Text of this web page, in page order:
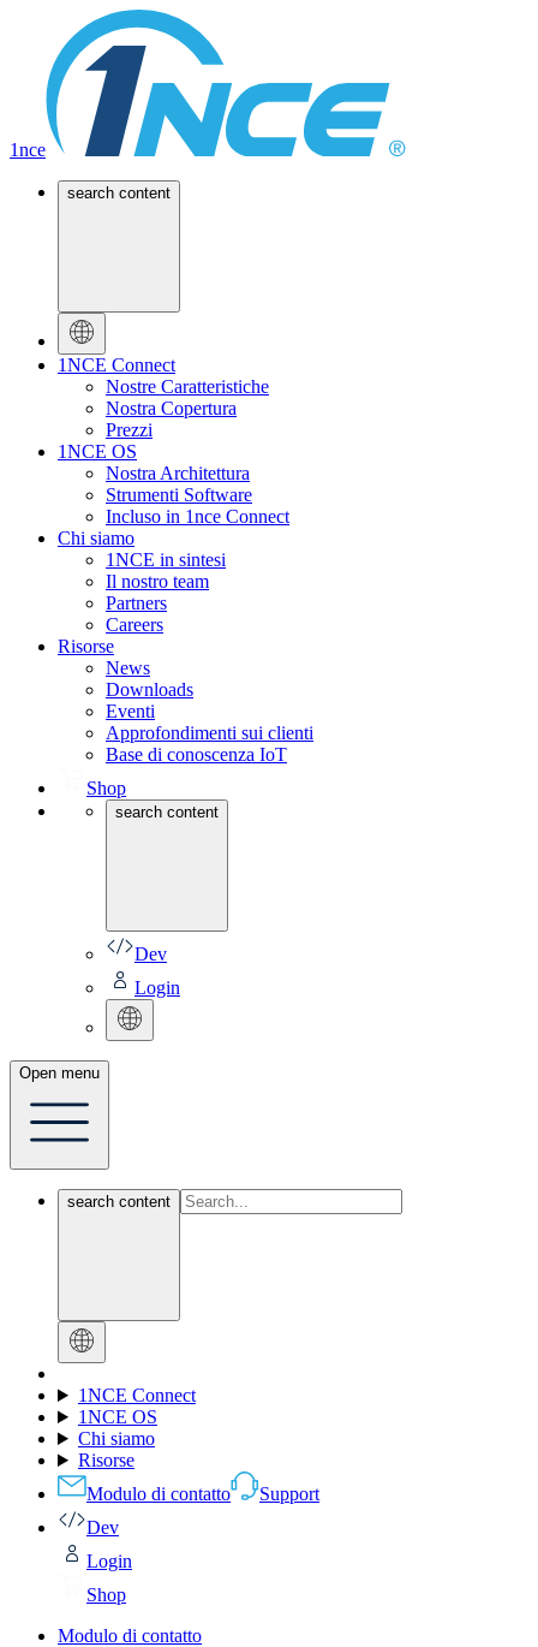
1nce
search content
1NCE Connect
Nostre Caratteristiche
Nostra Copertura
Prezzi
1NCE OS
Nostra Architettura
Strumenti Software
Incluso in 1nce Connect
Chi siamo
1NCE in sintesi
Il nostro team
Partners
Careers
Risorse
News
Downloads
Eventi
Approfondimenti sui clienti
Base di conoscenza IoT
Shop
search content
Dev
Login
Open menu
search content
1NCE Connect
1NCE OS
Chi siamo
Risorse
Modulo di contatto
Support
Dev
Login
Shop
Modulo di contatto